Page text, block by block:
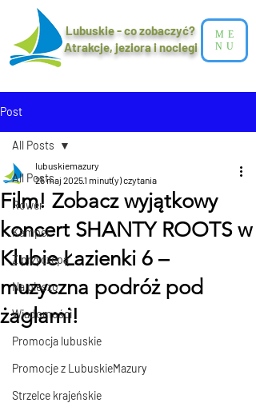
Lubuskie - co zobaczyć?
Atrakcje, jeziora i noclegi​
ME
NU
Post
All Posts
Rower
Kamper
Z przyczepą
Na pieszo
Wiadomości
Promocja lubuskie
Promocje z LubuskieMazury
Strzelce krajeńskie
All Posts
Film! Zobacz wyjątkowy
koncert SHANTY ROOTS w
Klubie Łazienki 6 –
muzyczna podróż pod
żaglami!
lubuskiemazury
25 maj 20251 minut(y) czytania